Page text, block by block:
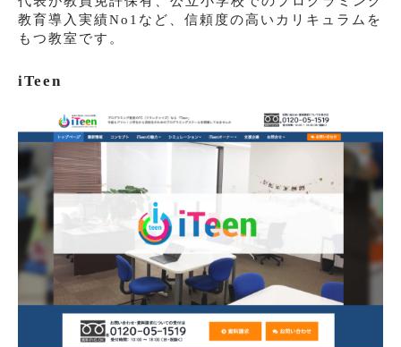
教育導入実績No1など、信頼度の高いカリキュラムを
もつ教室です。
iTeen